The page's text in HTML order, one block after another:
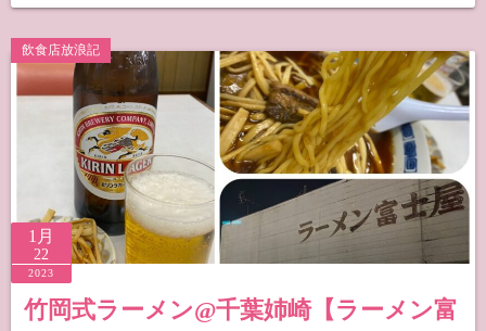
飲食店放浪記
1月
22
2023
竹岡式ラーメン@千葉姉崎【ラーメン富